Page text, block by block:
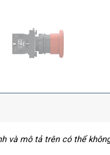
và mô tả trên có thể